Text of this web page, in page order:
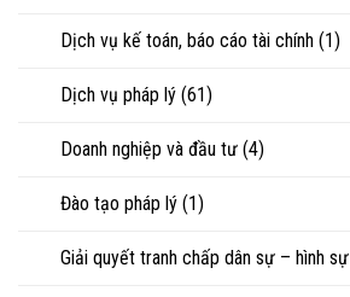
chấp
Dịch vụ kế toán, báo cáo tài chính (1)
Dịch vụ pháp lý (61)
Doanh nghiệp và đầu tư (4)
Đào tạo pháp lý (1)
Giải quyết tranh chấp dân sự – hình sự